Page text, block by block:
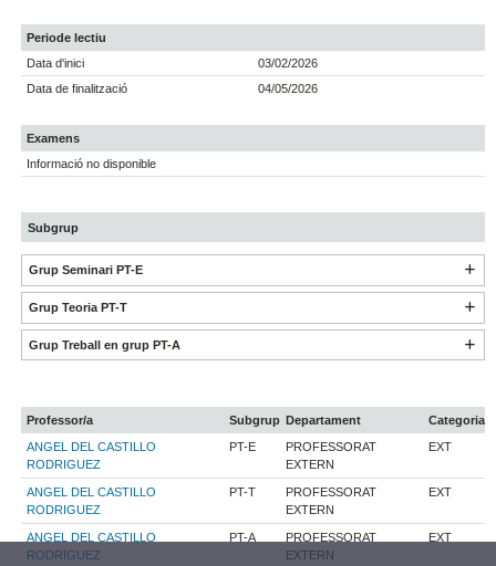
Periode lectiu
Data d'inici
03/02/2026
Data de finalització
04/05/2026
Examens
Informació no disponible
Subgrup
Grup Seminari PT-E
Grup Teoria PT-T
Grup Treball en grup PT-A
Professor/a Subgrup Departament
Categoria
ANGEL DEL CASTILLO
RODRIGUEZ
PT-E
PROFESSORAT
EXTERN
EXT
ANGEL DEL CASTILLO
RODRIGUEZ
PT-T
PROFESSORAT
EXTERN
EXT
ANGEL DEL CASTILLO
RODRIGUEZ
PT-A
PROFESSORAT
EXTERN
EXT